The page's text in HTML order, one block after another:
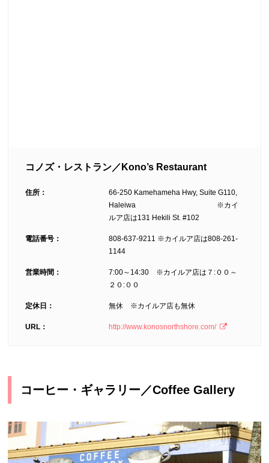
コノズ・レストラン／Kono’s Restaurant
住所：
66-250 Kamehameha Hwy, Suite G110,
Haleiwa ※カイ
ルア店は131 Hekili St. #102
電話番号：
808-637-9211 ※カイルア店は808-261-
1144
営業時間：
7:00～14:30 ※カイルア店は７:００～
２０:００
定休日： 無休 ※カイルア店も無休
URL： http://www.konosnorthshore.com/
コーヒー・ギャラリー／Coffee Gallery